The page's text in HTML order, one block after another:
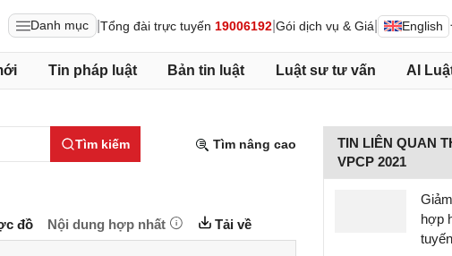
Danh mục Tổng đài trực tuyến 19006192 Gói dịch vụ & Giá English
Tin pháp luật Bản tin luật Luật sư tư vấn AI
Tìm kiếm Tìm nâng cao
đồ Nội dung hợp nhất Tải về
TIN LIÊN QUAN
VPCP 2021
hợp
tuyến